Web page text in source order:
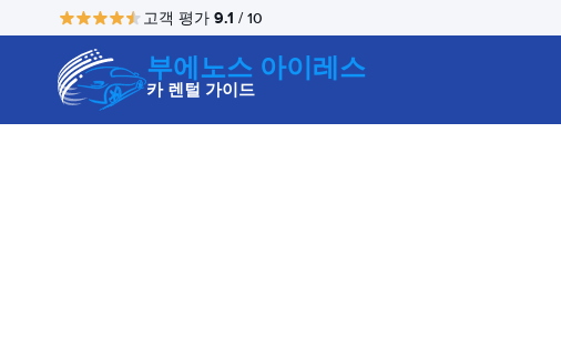
고객 평가 9.1 / 10
부에노스 아이레스
카 렌털 가이드